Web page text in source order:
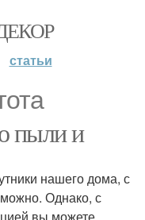
статьи
пыли и
нашего дома, с
Однако, с